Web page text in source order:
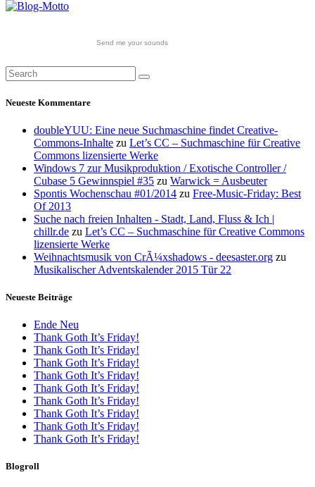
Send me your sounds
Neueste Kommentare
doubleYUU: Eine neue Suchmaschine findet Creative-
Commons-Inhalte zu Let’s CC – Suchmaschine für Creative
Commons lizensierte Werke
Windows 7 zur Musikproduktion / Exotische Controller /
Cubase 5 Gewinnspiel #35 zu Warwick = Ausbeuter
Spontis Wochenschau #01/2014 zu Free-Music-Friday: Best
Of 2013
Suche nach freien Inhalten - Stadt, Land, Fluss & Ich |
chillr.de zu Let’s CC – Suchmaschine für Creative Commons
lizensierte Werke
Weihnachtsmusik von CrÃ¼xshadows - deesaster.org zu
Musikalischer Adventskalender 2015 Tür 22
Neueste Beiträge
Ende Neu
Thank Goth It’s Friday!
Thank Goth It’s Friday!
Thank Goth It’s Friday!
Thank Goth It’s Friday!
Thank Goth It’s Friday!
Thank Goth It’s Friday!
Thank Goth It’s Friday!
Thank Goth It’s Friday!
Thank Goth It’s Friday!
Blogroll